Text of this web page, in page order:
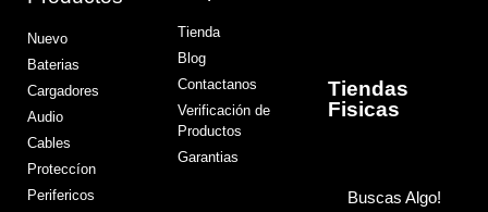
Nuevo
Baterias
Cargadores
Audio
Cables
Proteccíon
Perifericos
Tienda
Blog
Contactanos
Verificación de
Productos
Garantias
Tiendas
Fisicas
Buscas Algo!